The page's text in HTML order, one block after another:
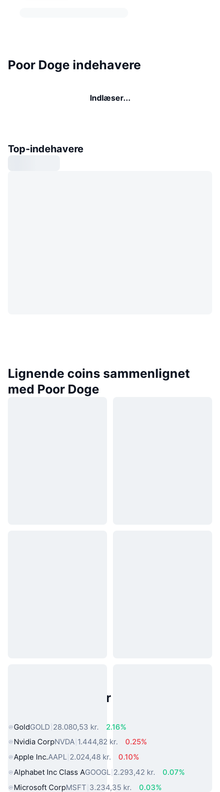
Poor Doge indehavere
Indlæser...
Top-indehavere
Lignende coins sammenlignet
med Poor Doge
Populære aktiver fra den virkelige
GoldGOLD 28.080,53 kr.
2.16%
Nvidia CorpNVDA 1.444,82 kr.
0.25%
Apple Inc.AAPL 2.024,48 kr.
0.10%
Alphabet Inc Class AGOOGL 2.293,42 kr.
0.07%
Microsoft CorpMSFT 3.234,35 kr. 0.03%